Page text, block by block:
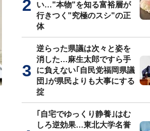
い…"本物"を知る富裕層が
行きつく"究極のスシ"の正
体
逆らった県議は次々と姿を
消した…麻生太郎ですら手
に負えない｢自民党福岡県議
団｣が県民よりも大事にする
掟
｢自宅でゆっくり静養｣はむ
しろ逆効果…東北大学名誉